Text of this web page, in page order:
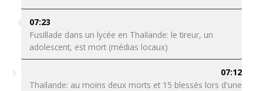
07:23
Fusillade dans un lycée en Thaïlande: le tireur, un
adolescent, est mort (médias locaux)
07:12
Thaïlande: au moins deux morts et 15 blessés lors d'une